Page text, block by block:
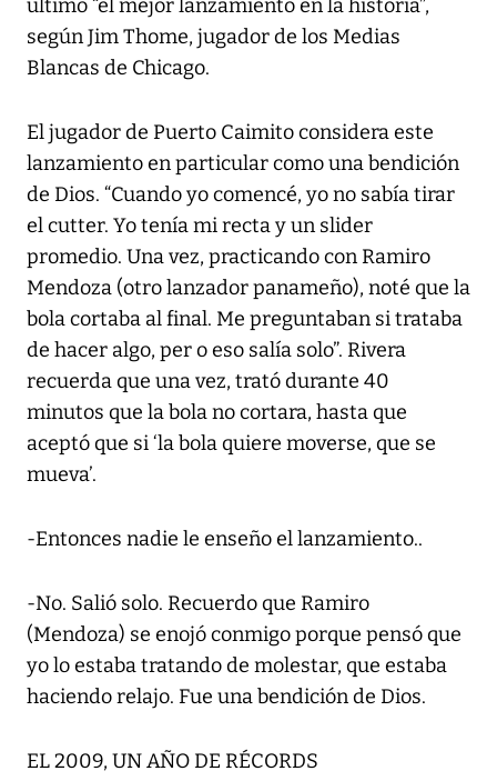
último “el mejor lanzamiento en la historia”,
según Jim Thome, jugador de los Medias
Blancas de Chicago.
El jugador de Puerto Caimito considera este
lanzamiento en particular como una bendición
de Dios. “Cuando yo comencé, yo no sabía tirar
el cutter. Yo tenía mi recta y un slider
promedio. Una vez, practicando con Ramiro
Mendoza (otro lanzador panameño), noté que la
bola cortaba al final. Me preguntaban si trataba
de hacer algo, per o eso salía solo”. Rivera
recuerda que una vez, trató durante 40
minutos que la bola no cortara, hasta que
aceptó que si ‘la bola quiere moverse, que se
mueva’.
-Entonces nadie le enseño el lanzamiento..
-No. Salió solo. Recuerdo que Ramiro
(Mendoza) se enojó conmigo porque pensó que
yo lo estaba tratando de molestar, que estaba
haciendo relajo. Fue una bendición de Dios.
EL 2009, UN AÑO DE RÉCORDS